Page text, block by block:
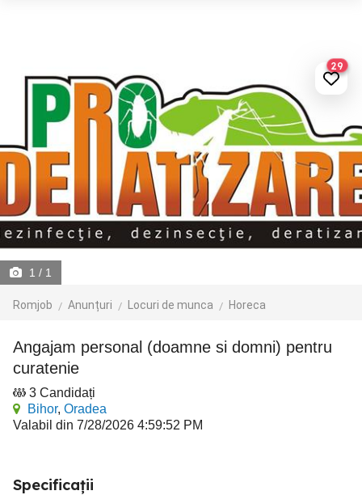
1 / 1
Romjob Anunțuri Locuri de munca Horeca
29
Angajam personal (doamne si domni) pentru
curatenie
3 Candidați
Bihor, Oradea
Valabil din 7/28/2026 4:59:52 PM
Specificații